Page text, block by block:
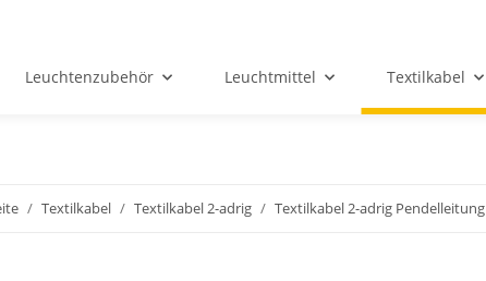
Leuchtenzubehör Leuchtmittel Textilkabel
Textilkabel Textilkabel 2-adrig Textilkabel 2-adrig Pendelleitung